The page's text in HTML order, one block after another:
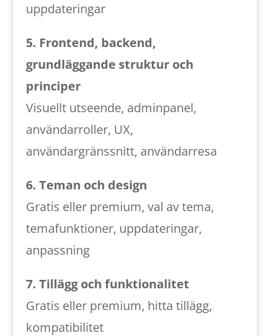
uppdateringar
5. Frontend, backend,
grundläggande struktur och
principer
Visuellt utseende, adminpanel,
användarroller, UX,
användargränssnitt, användarresa
6. Teman och design
Gratis eller premium, val av tema,
temafunktioner, uppdateringar,
anpassning
7. Tillägg och funktionalitet
Gratis eller premium, hitta tillägg,
kompatibilitet